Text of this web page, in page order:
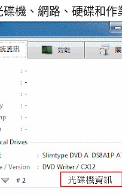
機、網路、硬碟和作